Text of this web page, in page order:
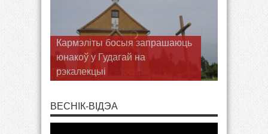
Кармэліты босыя запрашаюць
юнакоў у Гудагай на
рэкалекцыі
ВЕСНІК-ВІДЭА